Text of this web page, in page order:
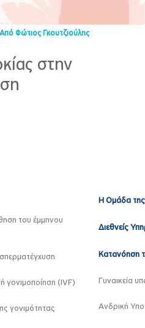
Από Φώτιος Γκουτζιούλης
στην
του έμμηνου
γονιμοποίηση (IVF)
γονιμότητας
Η Ομάδα
Διεθνείς
Κατανόηση
Γυναικεία
Ανδρική